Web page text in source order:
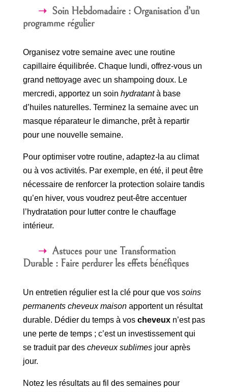
Soin Hebdomadaire : Organisation d’un
programme régulier
Organisez votre semaine avec une routine
capillaire équilibrée. Chaque lundi, offrez-vous un
grand nettoyage avec un shampoing doux. Le
mercredi, apportez un soin hydratantà base
d’huiles naturelles. Terminez la semaine avec un
masque réparateur le dimanche, prêt à repartir
pour une nouvelle semaine.
Pour optimiser votre routine, adaptez-la au climat
ou à vos activités. Par exemple, en été, il peut être
nécessaire de renforcer la protection solaire tandis
qu’en hiver, vous voudrez peut-être accentuer
l’hydratation pour lutter contre le chauffage
intérieur.
Astuces pour une Transformation
Durable : Faire perdurer les effets bénéfiques
Un entretien régulier est la clé pour que vos soins
permanents cheveux maisonapportent un résultat
durable. Dédier du temps à vos cheveuxn’est pas
une perte de temps ; c’est un investissement qui
se traduit par des cheveux sublimesjour après
jour.
Notez les résultats au fil des semaines pour